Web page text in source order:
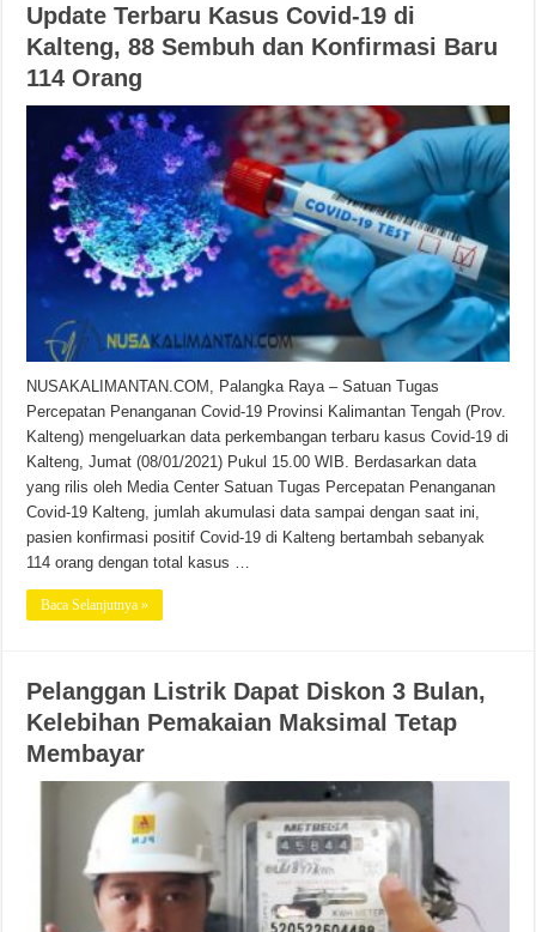
Update Terbaru Kasus Covid-19 di
Kalteng, 88 Sembuh dan Konfirmasi Baru
114 Orang
NUSAKALIMANTAN.COM, Palangka Raya – Satuan Tugas
Percepatan Penanganan Covid-19 Provinsi Kalimantan Tengah (Prov.
Kalteng) mengeluarkan data perkembangan terbaru kasus Covid-19 di
Kalteng, Jumat (08/01/2021) Pukul 15.00 WIB. Berdasarkan data
yang rilis oleh Media Center Satuan Tugas Percepatan Penanganan
Covid-19 Kalteng, jumlah akumulasi data sampai dengan saat ini,
pasien konfirmasi positif Covid-19 di Kalteng bertambah sebanyak
114 orang dengan total kasus …
Baca Selanjutnya »
Pelanggan Listrik Dapat Diskon 3 Bulan,
Kelebihan Pemakaian Maksimal Tetap
Membayar